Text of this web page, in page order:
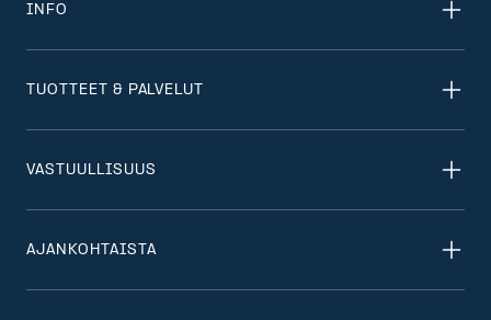
INFO
TUOTTEET & PALVELUT
VASTUULLISUUS
AJANKOHTAISTA